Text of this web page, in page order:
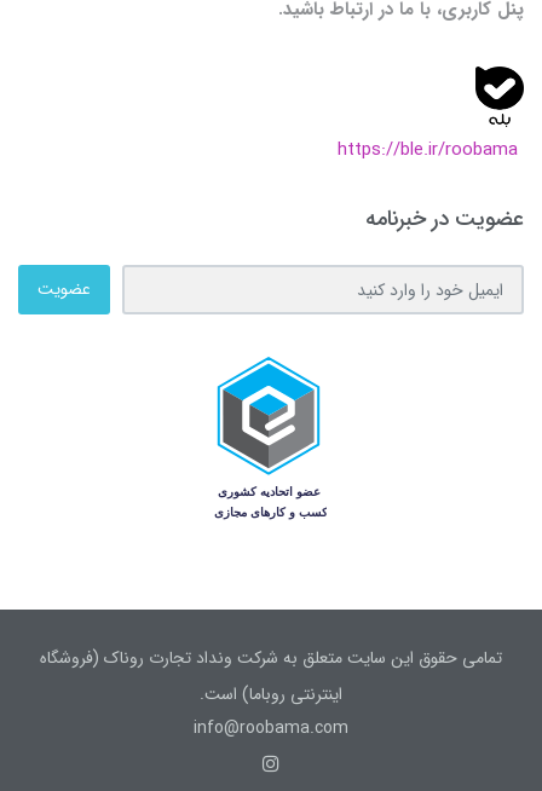
پنل کاربری، با ما در ارتباط باشید.
https://ble.ir/roobama
عضویت در خبرنامه
عضویت
تمامی حقوق این سایت متعلق به شرکت ونداد تجارت روناک (فروشگاه
اینترنتی روباما) است.
info@roobama.com